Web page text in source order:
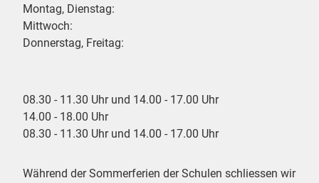
Montag, Dienstag:
Mittwoch:
Donnerstag, Freitag:
08.30 - 11.30 Uhr und 14.00 - 17.00 Uhr
14.00 - 18.00 Uhr
08.30 - 11.30 Uhr und 14.00 - 17.00 Uhr
Während der Sommerferien der Schulen schliessen wir